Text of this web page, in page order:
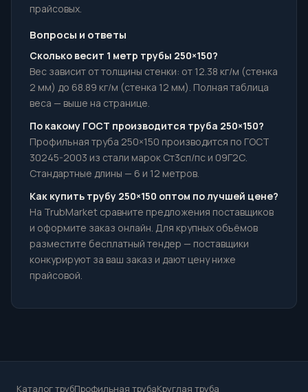
прайсовых.
Вопросы и ответы
Сколько весит 1 метр трубы 250×150?
Вес зависит от толщины стенки: от 12.38 кг/м (стенка
2 мм) до 68.89 кг/м (стенка 12 мм). Полная таблица
веса — выше на странице.
По какому ГОСТ производится труба 250×150?
Профильная труба 250×150 производится по ГОСТ
30245-2003 из стали марок Ст3сп/пс и 09Г2С.
Стандартные длины — 6 и 12 метров.
Как купить трубу 250×150 оптом по лучшей цене?
На TrubMarket сравните предложения поставщиков
и оформите заказ онлайн. Для крупных объёмов
разместите бесплатный тендер — поставщики
конкурируют за ваш заказ и дают цену ниже
прайсовой.
Каталог трубПрофильная трубаКруглая труба